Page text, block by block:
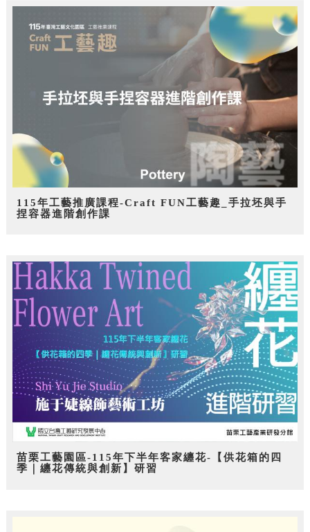
115年工藝推廣課程-Craft FUN工藝趣_手拉坯與手
捏容器進階創作課
苗栗工藝園區-115年下半年客家纏花-【供花箱的四
季｜纏花傳統與創新】研習